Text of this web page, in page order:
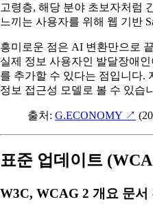
고령층, 해당 분야 초보자처럼
느끼는 사용자를 위해 웹 기반
흥미로운 점은 AI 변환만으로
실제 정보 사용자인 발달장애
를 추가할 수 있다는 점입니다.
정보 접근성 모델로 볼 수 있습
출처: G.ECONOMY ↗
표준 업데이트
W3C, WCAG 2 개요 문서